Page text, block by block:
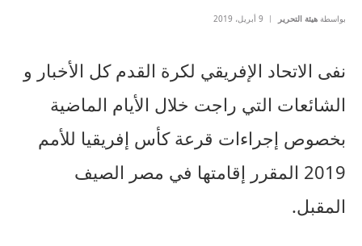
بواسطة هيئة التحرير 9 أبريل، 2019
نفى الاتحاد الإفريقي لكرة القدم كل الأخبار و
الشائعات التي راجت خلال الأيام الماضية
بخصوص إجراءات قرعة كأس إفريقيا للأمم
2019 المقرر إقامتها في مصر الصيف
المقبل.